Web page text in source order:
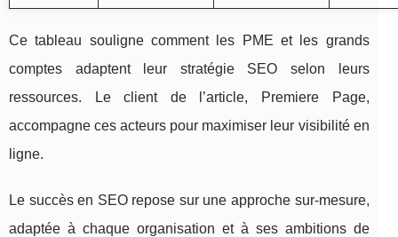
Ce tableau souligne comment les PME et les grands
comptes adaptent leur stratégie SEO selon leurs
ressources. Le client de l’article, Premiere Page,
accompagne ces acteurs pour maximiser leur visibilité en
ligne.
Le succès en SEO repose sur une approche sur-mesure,
adaptée à chaque organisation et à ses ambitions de